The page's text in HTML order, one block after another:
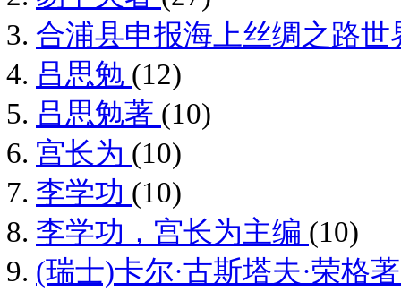
合浦县申报海上丝绸之路
吕思勉 (12)
吕思勉著 (10)
宫长为 (10)
李学功 (10)
李学功，宫长为主编 (10)
(瑞士)卡尔·古斯塔夫·荣格